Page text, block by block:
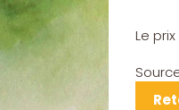
Le